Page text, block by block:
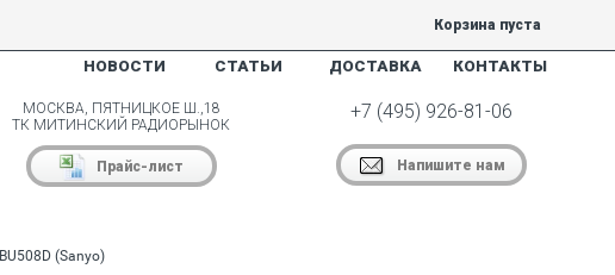
Корзина пуста
НОВОСТИ СТАТЬИ ДОСТАВКА КОНТАКТЫ
МОСКВА, ПЯТНИЦКОЕ Ш.,18
ТК МИТИНСКИЙ РАДИОРЫНОК
Прайс-лист
+7 (495) 926-81-06
Напишите нам
BU508D (Sanyo)